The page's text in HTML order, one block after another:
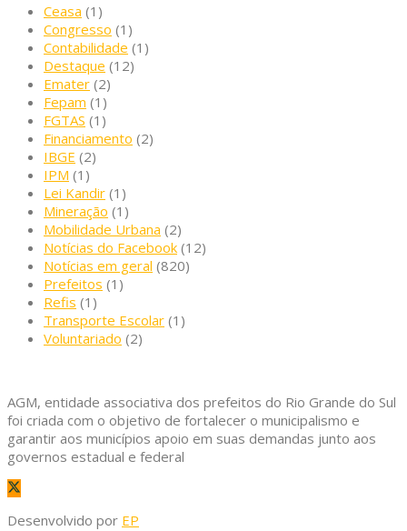
Ceasa (1)
Congresso (1)
Contabilidade (1)
Destaque (12)
Emater (2)
Fepam (1)
FGTAS (1)
Financiamento (2)
IBGE (2)
IPM (1)
Lei Kandir (1)
Mineração (1)
Mobilidade Urbana (2)
Notícias do Facebook (12)
Notícias em geral (820)
Prefeitos (1)
Refis (1)
Transporte Escolar (1)
Voluntariado (2)
AGM, entidade associativa dos prefeitos do Rio Grande do Sul
foi criada com o objetivo de fortalecer o municipalismo e
garantir aos municípios apoio em suas demandas junto aos
governos estadual e federal
Desenvolvido por EP